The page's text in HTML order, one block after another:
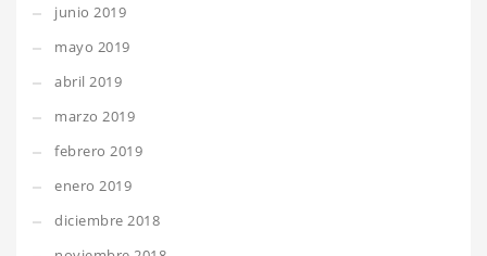
junio 2019
mayo 2019
abril 2019
marzo 2019
febrero 2019
enero 2019
diciembre 2018